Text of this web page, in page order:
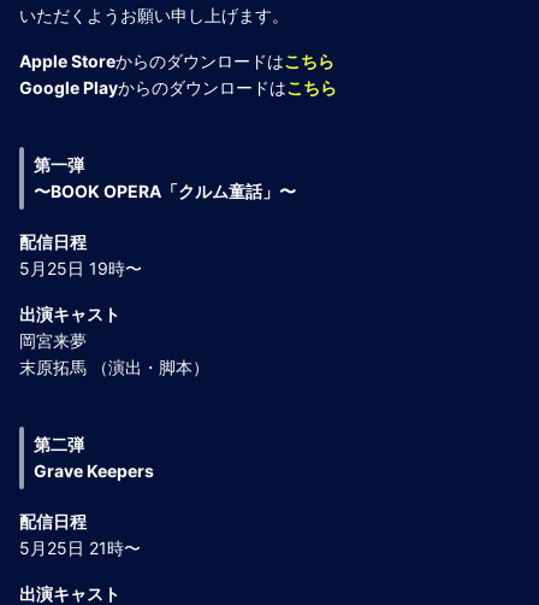
いただくようお願い申し上げます。
Apple Storeからのダウンロードはこちら
Google Playからのダウンロードはこちら
第一弾
〜BOOK OPERA「クルム童話」〜
配信日程
5月25日 19時〜
出演キャスト
岡宮来夢
末原拓馬 （演出・脚本）
第二弾
Grave Keepers
配信日程
5月25日 21時〜
出演キャスト